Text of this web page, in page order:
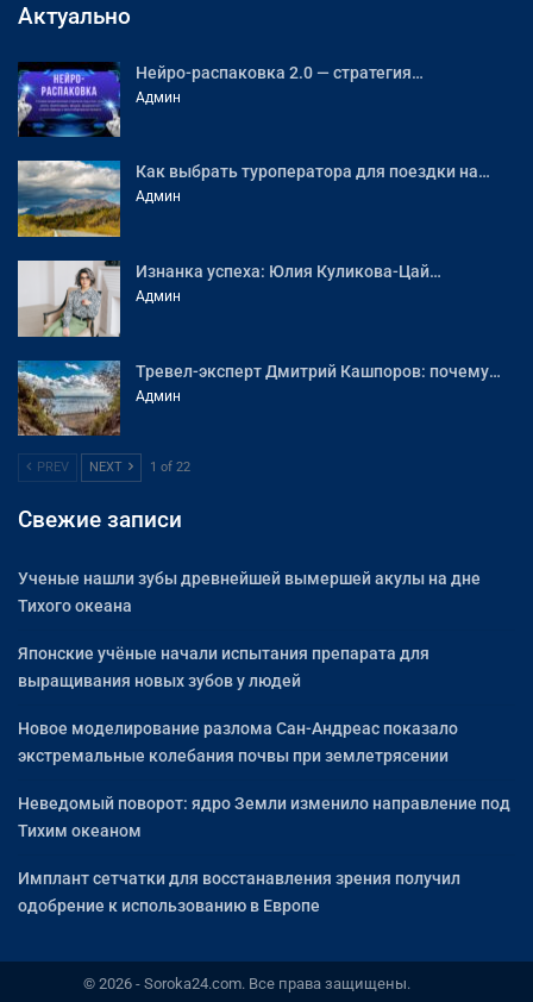
Актуально
Нейро-распаковка 2.0 — стратегия…
Админ
Как выбрать туроператора для поездки на…
Админ
Изнанка успеха: Юлия Куликова-Цай…
Админ
Тревел-эксперт Дмитрий Кашпоров: почему…
Админ
PREV NEXT 1 of 22
Свежие записи
Ученые нашли зубы древнейшей вымершей акулы на дне
Тихого океана
Японские учёные начали испытания препарата для
выращивания новых зубов у людей
Новое моделирование разлома Сан-Андреас показало
экстремальные колебания почвы при землетрясении
Неведомый поворот: ядро Земли изменило направление под
Тихим океаном
Имплант сетчатки для восстанавления зрения получил
одобрение к использованию в Европе
© 2026 - Soroka24.com. Все права защищены.